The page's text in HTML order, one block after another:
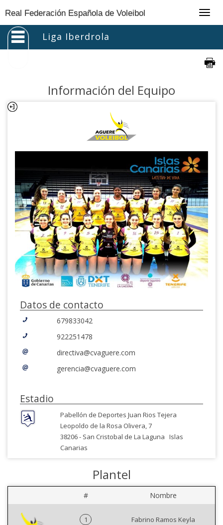
Real Federación Española de Voleibol
Liga Iberdrola
Información del Equipo
Datos de contacto
679833042
922251478
directiva@cvaguere.com
gerencia@cvaguere.com
Estadio
Pabellón de Deportes Juan Rios Tejera
Leopoldo de la Rosa Olivera, 7
38206 - San Cristobal de La Laguna Islas
Canarias
Plantel
# Nombre
1
Fabrino Ramos Keyla